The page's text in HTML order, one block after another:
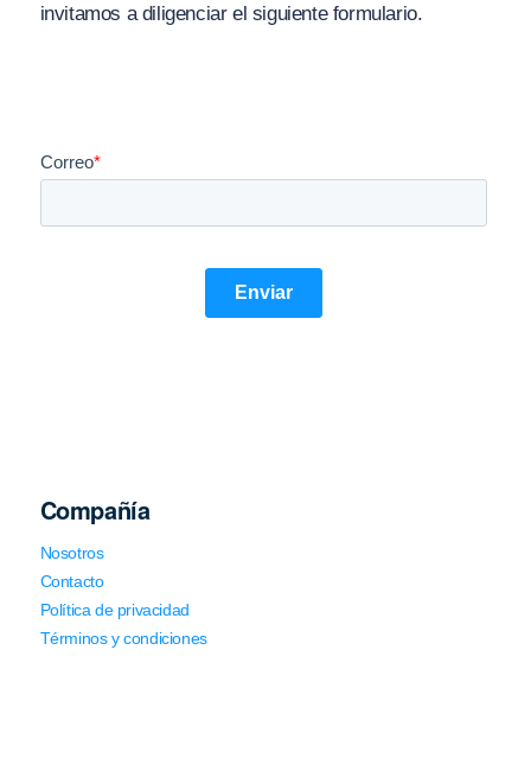
invitamos a diligenciar el siguiente formulario.
Compañía
Nosotros
Contacto
Política de privacidad
Términos y condiciones